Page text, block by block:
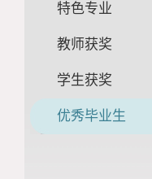
特色专业
教师获奖
学生获奖
优秀毕业生